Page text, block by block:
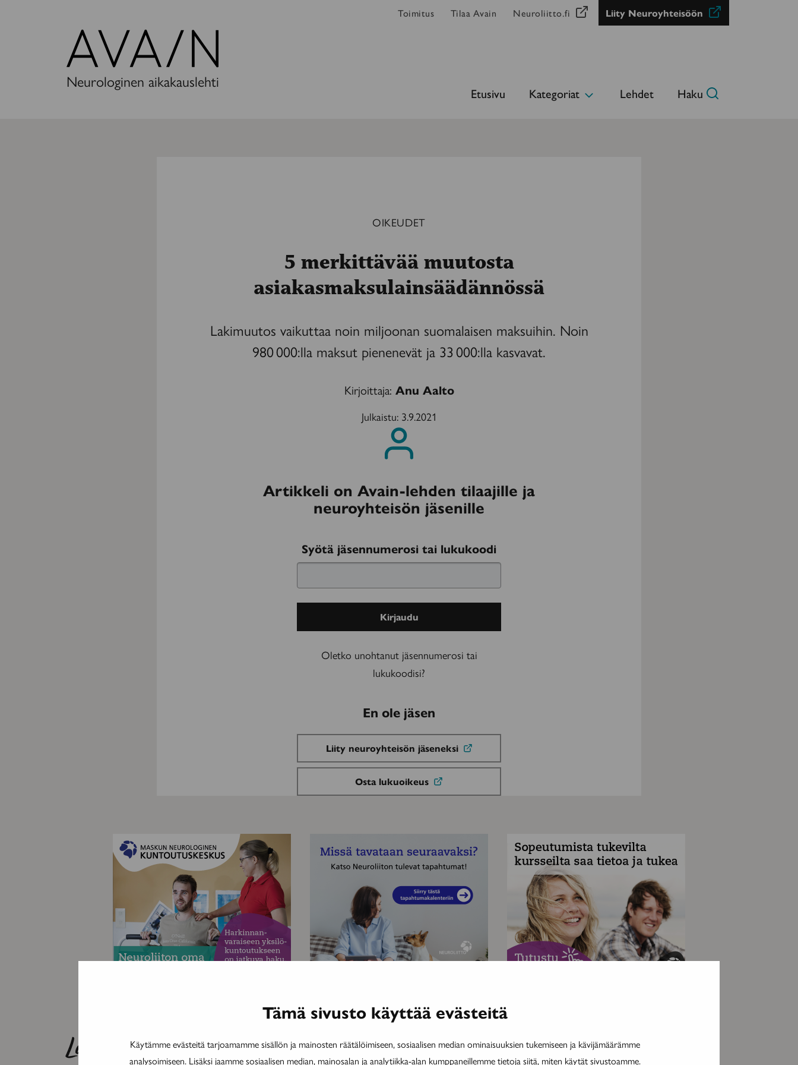
Tämä sivusto käyttää evästeitä
Käytämme evästeitä tarjoamamme sisällön ja mainosten räätälöimiseen, sosiaalisen median ominaisuuksien tukemiseen ja kävijämäärämme
analysoimiseen. Lisäksi jaamme sosiaalisen median, mainosalan ja analytiikka-alan kumppaneillemme tietoja siitä, miten käytät sivustoamme.
lehti
Neurologinen aikakauslehti
Toimitus Tilaa Avain Neuroliitto.fi Liity Neuroyhteisöön
Etusivu
Kategoriat
Lehdet Haku
OIKEUDET
5 merkittävää muutosta
asiakasmaksulainsäädännössä
Lakimuutos vaikuttaa noin miljoonan suomalaisen maksuihin. Noin
980 000:lla maksut pienenevät ja 33 000:lla kasvavat.
Kirjoittaja: Anu Aalto
Julkaistu: 3.9.2021
Artikkeli on Avain-lehden tilaajille ja
neuroyhteisön jäsenille
Kirjaudu
sisään
Syötä jäsennumerosi tai lukukoodi
Oletko unohtanut jäsennumerosi tai
lukukoodisi?
En ole jäsen
Liity neuroyhteisön jäseneksi
Osta lukuoikeus
MAINOS
Lue myös nämä